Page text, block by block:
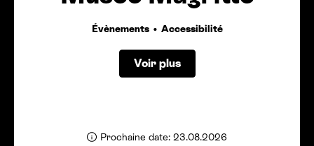
Évènements Accessibilité
Voir plus
Prochaine date: 23.08.2026